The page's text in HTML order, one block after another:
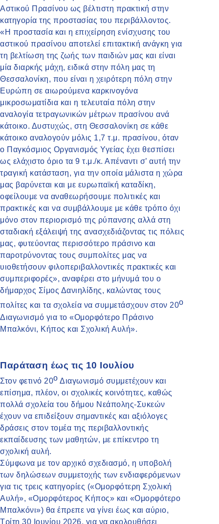
Αστικού Πρασίνου ως βέλτιστη πρακτική στην
κατηγορία της προστασίας του περιβάλλοντος.
«Η προστασία και η επιχείρηση ενίσχυσης του
αστικού πρασίνου αποτελεί επιτακτική ανάγκη για
τη βελτίωση της ζωής των παιδιών μας και είναι
μία διαρκής μάχη, ειδικά στην πόλη μας τη
Θεσσαλονίκη, που είναι η χειρότερη πόλη στην
Ευρώπη σε αιωρούμενα καρκινογόνα
μικροσωματίδια και η τελευταία πόλη στην
αναλογία τετραγωνικών μέτρων πρασίνου ανά
κάτοικο. Δυστυχώς, στη Θεσσαλονίκη σε κάθε
κάτοικο αναλογούν μόλις 1,7 τ.μ. πρασίνου, όταν
ο Παγκόσμιος Οργανισμός Υγείας έχει θεσπίσει
ως ελάχιστο όριο τα 9 τ.μ./κ. Απέναντι σ’ αυτή την
τραγική κατάσταση, για την οποία μάλιστα η χώρα
μας βαρύνεται και με ευρωπαϊκή καταδίκη,
οφείλουμε να αναθεωρήσουμε πολιτικές και
πρακτικές και να συμβάλλουμε με κάθε τρόπο όχι
μόνο στον περιορισμό της ρύπανσης αλλά στη
σταδιακή εξάλειψή της ανασχεδιάζοντας τις πόλεις
μας, φυτεύοντας περισσότερο πράσινο και
παροτρύνοντας τους συμπολίτες μας να
υιοθετήσουν φιλοπεριβαλλοντικές πρακτικές και
συμπεριφορές», αναφέρει στο μήνυμά του ο
δήμαρχος Σίμος Δανιηλίδης, καλώντας τους
πολίτες και τα σχολεία να συμμετάσχουν στον 20ο
Διαγωνισμό για το «Ομορφότερο Πράσινο
Μπαλκόνι, Κήπος και Σχολική Αυλή».
Παράταση έως τις 10 Ιουλίου
Στον φετινό 20ο Διαγωνισμό συμμετέχουν και
επίσημα, πλέον, οι σχολικές κοινότητες, καθώς
πολλά σχολεία του δήμου Νεάπολης-Συκεών
έχουν να επιδείξουν σημαντικές και αξιόλογες
δράσεις στον τομέα της περιβαλλοντικής
εκπαίδευσης των μαθητών, με επίκεντρο τη
σχολική αυλή.
Σύμφωνα με τον αρχικό σχεδιασμό, η υποβολή
των δηλώσεων συμμετοχής των ενδιαφερόμενων
για τις τρεις κατηγορίες («Ομορφότερη Σχολική
Αυλή», «Ομορφότερος Κήπος» και «Ομορφότερο
Μπαλκόνι») θα έπρεπε να γίνει έως και αύριο,
Τρίτη 30 Ιουνίου 2026, για να ακολουθήσει